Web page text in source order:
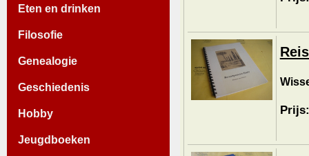
Eten en drinken
Filosofie
Genealogie
Geschiedenis
Hobby
Jeugdboeken